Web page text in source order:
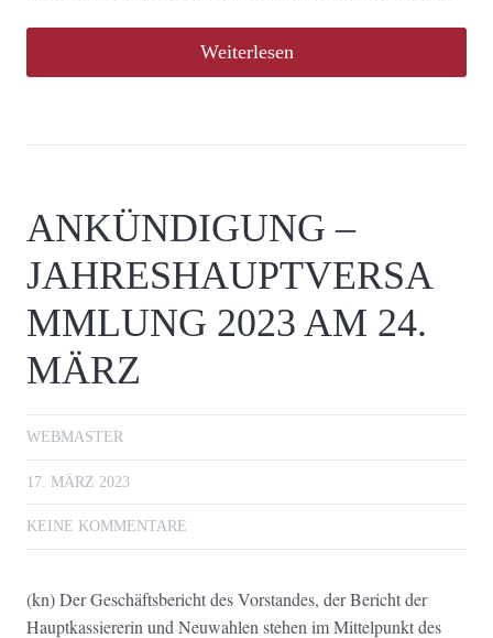
Weiterlesen
ANKÜNDIGUNG –
JAHRESHAUPTVERSA
MMLUNG 2023 AM 24.
MÄRZ
WEBMASTER
17. MÄRZ 2023
KEINE KOMMENTARE
(kn) Der Geschäftsbericht des Vorstandes, der Bericht der
Hauptkassiererin und Neuwahlen stehen im Mittelpunkt des